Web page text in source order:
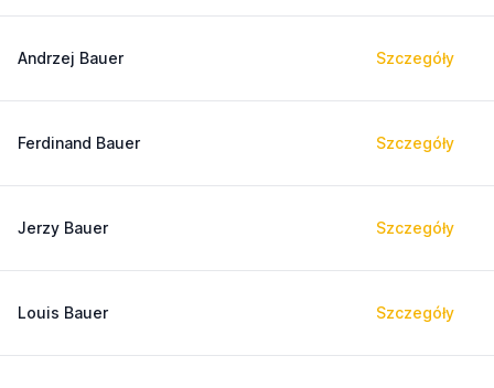
Andrzej Bauer Szczegóły
Ferdinand Bauer Szczegóły
Jerzy Bauer Szczegóły
Louis Bauer Szczegóły